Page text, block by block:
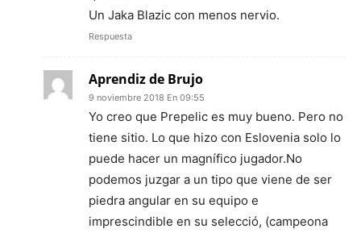
Un Jaka Blazic con menos nervio.
Respuesta
Aprendiz de Brujo
9 noviembre 2018 En 09:55
Yo creo que Prepelic es muy bueno. Pero no
tiene sitio. Lo que hizo con Eslovenia solo lo
puede hacer un magnífico jugador.No
podemos juzgar a un tipo que viene de ser
piedra angular en su equipo e
imprescindible en su selecció, (campeona